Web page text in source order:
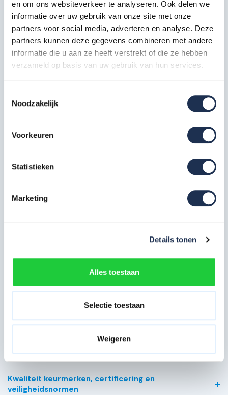
en om ons websiteverkeer te analyseren. Ook delen we
informatie over uw gebruik van onze site met onze
partners voor social media, adverteren en analyse. Deze
partners kunnen deze gegevens combineren met andere
informatie die u aan ze heeft verstrekt of die ze hebben
verzameld op basis van uw gebruik van hun services.
Noodzakelijk
Voorkeuren
Statistieken
Marketing
Details tonen
Alles toestaan
Selectie toestaan
Weigeren
2x
Telestabilisator 200 cm
Artikelcode: 40212
1x
Kantplankset aluminium 75x250
Wiel nylon + stalen spindel 20
Voorloopleuning
Type gebruik
Bekijk alle specificaties
Meest behulpzame reviews
Kwaliteit keurmerken, certificering en
veiligheidsnormen